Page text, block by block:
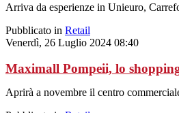
Arriva da esperienze in Unieuro,
Pubblicato in Retail
Venerdì, 26 Luglio 2024 08:40
Maximall Pompeii, lo
Aprirà a novembre il centro